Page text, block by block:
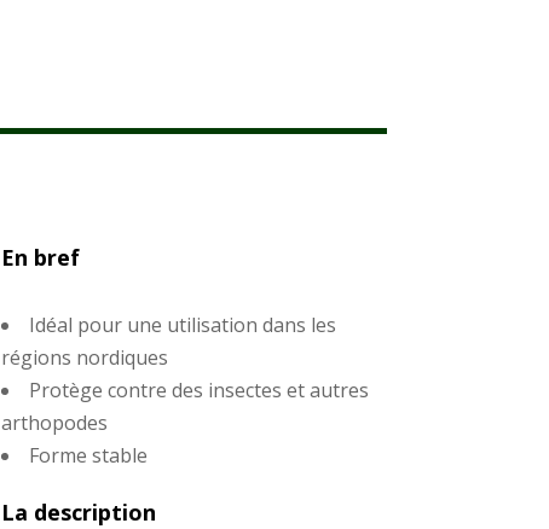
En bref
Idéal pour une utilisation dans les
régions nordiques
Protège contre des insectes et autres
arthopodes
Forme stable
La description